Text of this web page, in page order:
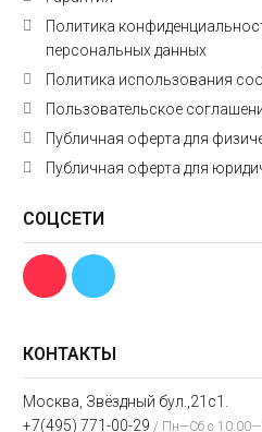
КОНТАКТЫ
Москва, Звёздный бул.,21с1.
+7(495) 771-00-29 / Пн—Сб с
Политика
персональных данных
Политика использования
Пользовательское
Публичная оферта для
Публичная оферта для
СОЦСЕТИ